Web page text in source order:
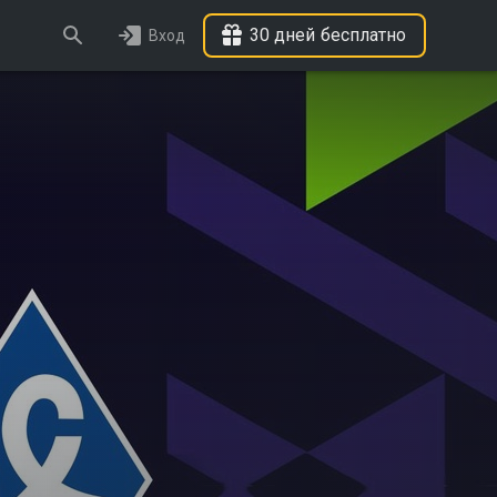
Вход 30 дней бесплатно